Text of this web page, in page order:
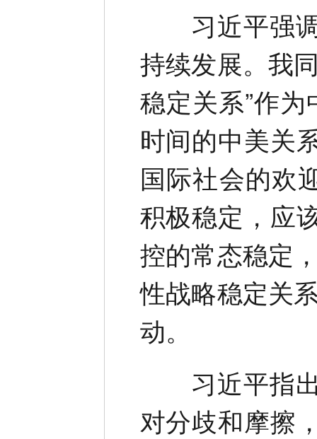
习近平强调
持续发展。我
稳定关系”作
时间的中美关
国际社会的欢
积极稳定，应
控的常态稳定
性战略稳定关
动。
习近平指出
对分歧和摩擦